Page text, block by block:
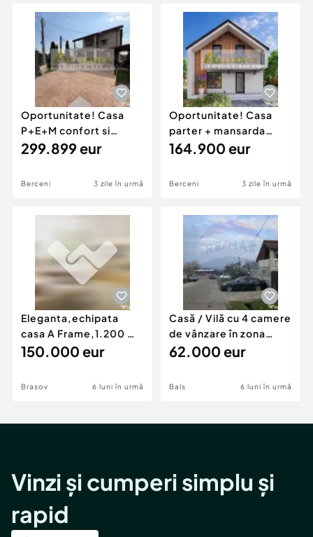
Servicii
Animale de companie
Afaceri și echipamente profesionale
Inchiriere Bunuri si Vehicule
Utilaje agricole si industriale
Piese auto si accesorii
Dacia Duster
Oportunitate! Casa
P+E+M confort si
spatiu generos
299.899 eur
Berceni 3 zile în urmă
Oportunitate! Casa
parter + mansarda
spatioasa si primitoare
164.900 eur
Berceni 3 zile în urmă
Eleganta,echipata
casa A Frame,1.200 mp
teren,deschidere Pia
150.000 eur
Brasov 6 luni în urmă
Casă / Vilă cu 4 camere
de vânzare în zona
Periferie
62.000 eur
Bals 6 luni în urmă
Vinzi și cumperi simplu și
rapid